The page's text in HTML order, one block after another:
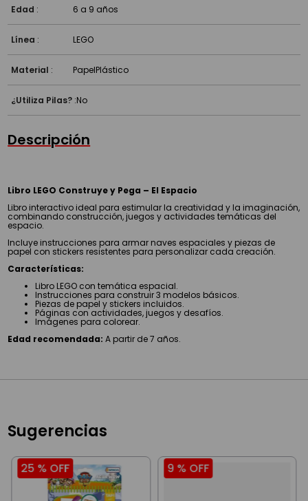
Edad : 6 a 9 años
Línea : LEGO
Material : PapelPlástico
¿Utiliza Pilas? :No
Descripción
Libro LEGO Construye y Pega – El Espacio
Libro interactivo ideal para estimular la creatividad y la imaginación,
combinando construcción, juegos y actividades temáticas del
espacio.
Incluye instrucciones para armar naves espaciales y piezas de
papel con stickers resistentes para personalizar cada creación.
Características:
Libro LEGO con temática espacial.
Instrucciones para construir 3 modelos básicos.
Piezas de papel y stickers incluidos.
Páginas con actividades, juegos y desafíos.
Imágenes para colorear.
Edad recomendada: A partir de 7 años.
Sugerencias
25 % OFF 9 % OFF